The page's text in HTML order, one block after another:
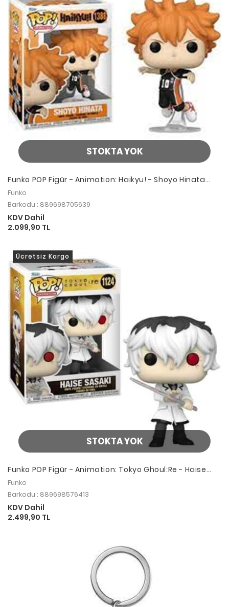
STOKTA YOK
Funko POP Figür - Animation: Haikyu! - Shoyo Hinata
#1388
Funko
Barkodu : 889698705639
KDV Dahil
2.099,90 TL
STOKTA YOK
Ücretsiz Kargo
Funko POP Figür - Animation: Tokyo Ghoul:Re - Haise
Sasaki
Funko
Barkodu : 889698576413
KDV Dahil
2.499,90 TL